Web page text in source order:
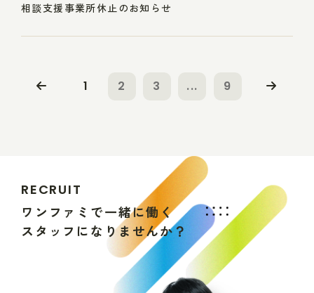
相談支援事業所休止のお知らせ
1 2 3 ... 9
RECRUIT
ワ ン フ ァ ミ で一緒に働 く
ス タ ッ フ にな りま せんか？